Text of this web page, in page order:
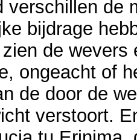
verschillen de
bijdrage
de
ongeacht of
de door de
verstoort.